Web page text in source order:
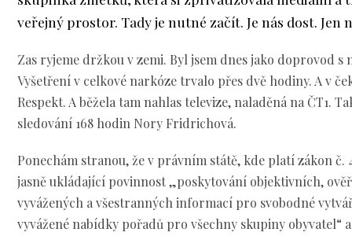
veřejný prostor. Tady je nutné začít. Je nás dost. Jen
Zas ryjeme držkou v zemi. Byl jsem dnes jako doprovod s
Vyšetření v celkové narkóze trvalo přes dvě hodiny. A v
Respekt. A běžela tam nahlas televize, naladěná na ČT1.
sledování 168 hodin Nory Fridrichová.
Ponechám stranou, že v právním státě, kde platí zákon č.
jasně ukládající povinnost „poskytování objektivních,
vyvážených a všestranných informací pro svobodné
vyvážené nabídky pořadů pro všechny skupiny obyvatel“